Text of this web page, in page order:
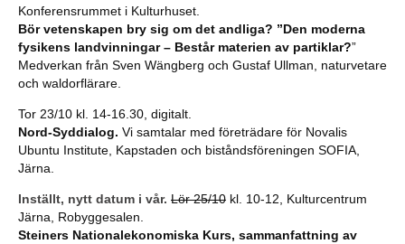
Konferensrummet i Kulturhuset.
Bör vetenskapen bry sig om det andliga? ”Den moderna
fysikens landvinningar – Består materien av partiklar?”
Medverkan från Sven Wängberg och Gustaf Ullman, naturvetare
och waldorflärare.
Tor 23/10 kl. 14-16.30, digitalt.
Nord-Syddialog. Vi samtalar med företrädare för Novalis
Ubuntu Institute, Kapstaden och biståndsföreningen SOFIA,
Järna.
Inställt, nytt datum i vår. Lör 25/10 kl. 10-12, Kulturcentrum
Järna, Robyggesalen.
Steiners Nationalekonomiska Kurs, sammanfattning av